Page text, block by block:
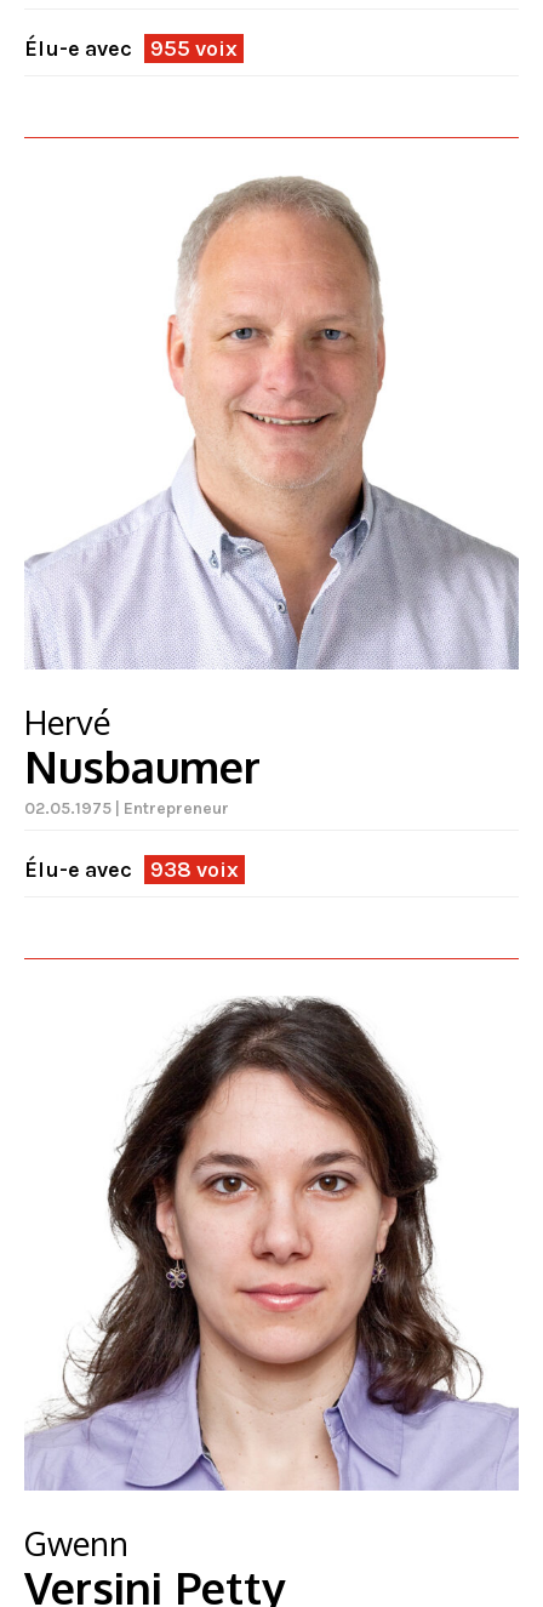
Élu-e avec 955 voix
Hervé
Nusbaumer
02.05.1975 | Entrepreneur
Élu-e avec 938 voix
Gwenn
Versini Petty